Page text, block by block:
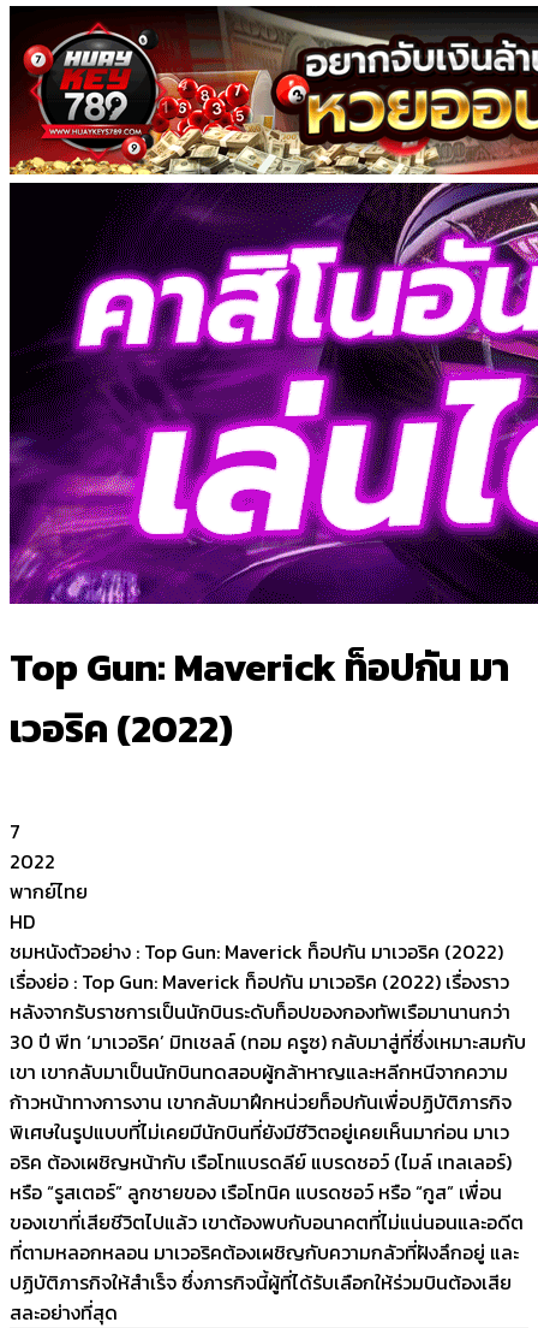
Top Gun: Maverick ท็อปกัน มา
เวอริค (2022)
7
2022
พากย์ไทย
HD
ชมหนังตัวอย่าง : Top Gun: Maverick ท็อปกัน มาเวอริค (2022)
เรื่องย่อ : Top Gun: Maverick ท็อปกัน มาเวอริค (2022) เรื่องราว
หลังจากรับราชการเป็นนักบินระดับท็อปของกองทัพเรือมานานกว่า
30 ปี พีท ‘มาเวอริค’ มิทเชลล์ (ทอม ครูซ) กลับมาสู่ที่ซึ่งเหมาะสมกับ
เขา เขากลับมาเป็นนักบินทดสอบผู้กล้าหาญและหลีกหนีจากความ
ก้าวหน้าทางการงาน เขากลับมาฝึกหน่วยท็อปกันเพื่อปฏิบัติภารกิจ
พิเศษในรูปแบบที่ไม่เคยมีนักบินที่ยังมีชีวิตอยู่เคยเห็นมาก่อน มาเว
อริค ต้องเผชิญหน้ากับ เรือโทแบรดลีย์ แบรดชอว์ (ไมล์ เทลเลอร์)
หรือ “รูสเตอร์” ลูกชายของ เรือโทนิค แบรดชอว์ หรือ “กูส” เพื่อน
ของเขาที่เสียชีวิตไปแล้ว เขาต้องพบกับอนาคตที่ไม่แน่นอนและอดีต
ที่ตามหลอกหลอน มาเวอริคต้องเผชิญกับความกลัวที่ฝังลึกอยู่ และ
ปฏิบัติภารกิจให้สำเร็จ ซึ่งภารกิจนี้ผู้ที่ได้รับเลือกให้ร่วมบินต้องเสีย
สละอย่างที่สุด